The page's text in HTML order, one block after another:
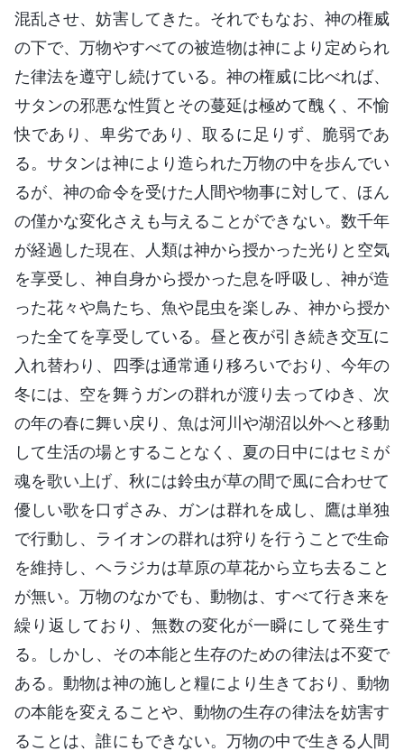
混乱させ、妨害してきた。それでもなお、神の権威
の下で、万物やすべての被造物は神により定められ
た律法を遵守し続けている。神の権威に比べれば、
サタンの邪悪な性質とその蔓延は極めて醜く、不愉
快であり、卑劣であり、取るに足りず、脆弱であ
る。サタンは神により造られた万物の中を歩んでい
るが、神の命令を受けた人間や物事に対して、ほん
の僅かな変化さえも与えることができない。数千年
が経過した現在、人類は神から授かった光りと空気
を享受し、神自身から授かった息を呼吸し、神が造
った花々や鳥たち、魚や昆虫を楽しみ、神から授か
った全てを享受している。昼と夜が引き続き交互に
入れ替わり、四季は通常通り移ろいでおり、今年の
冬には、空を舞うガンの群れが渡り去ってゆき、次
の年の春に舞い戻り、魚は河川や湖沼以外へと移動
して生活の場とすることなく、夏の日中にはセミが
魂を歌い上げ、秋には鈴虫が草の間で風に合わせて
優しい歌を口ずさみ、ガンは群れを成し、鷹は単独
で行動し、ライオンの群れは狩りを行うことで生命
を維持し、ヘラジカは草原の草花から立ち去ること
が無い。万物のなかでも、動物は、すべて行き来を
繰り返しており、無数の変化が一瞬にして発生す
る。しかし、その本能と生存のための律法は不変で
ある。動物は神の施しと糧により生きており、動物
の本能を変えることや、動物の生存の律法を妨害す
ることは、誰にもできない。万物の中で生きる人間